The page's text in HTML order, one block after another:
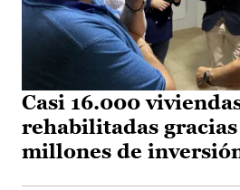
Casi 16.000
rehabilitadas gracias
millones de